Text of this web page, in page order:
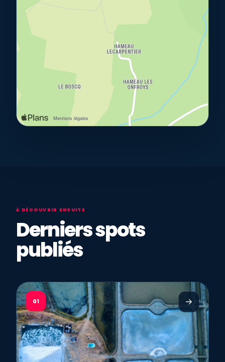
À DÉCOUVRIR ENSUITE
Derniers spots
publiés
01